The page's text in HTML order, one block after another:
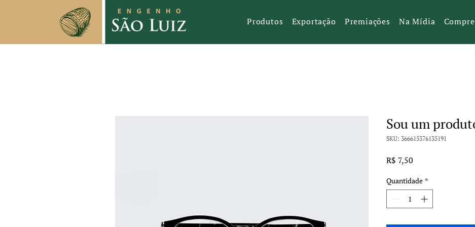
Produtos Exportação Premiações Na Mídia
Sou um
SKU: 366615376135191
R$ 7,50
Quantidade *